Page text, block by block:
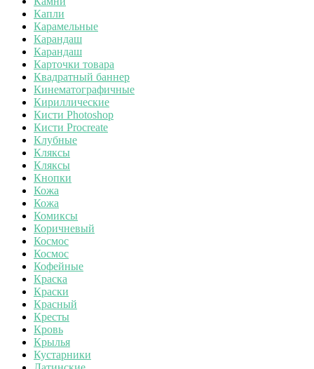
Капли
Карамельные
Карандаш
Карандаш
Карточки товара
Квадратный баннер
Кинематографичные
Кириллические
Кисти Photoshop
Кисти Procreate
Клубные
Кляксы
Кляксы
Кнопки
Кожа
Кожа
Комиксы
Коричневый
Космос
Космос
Кофейные
Краска
Краски
Красный
Кресты
Кровь
Крылья
Кустарники